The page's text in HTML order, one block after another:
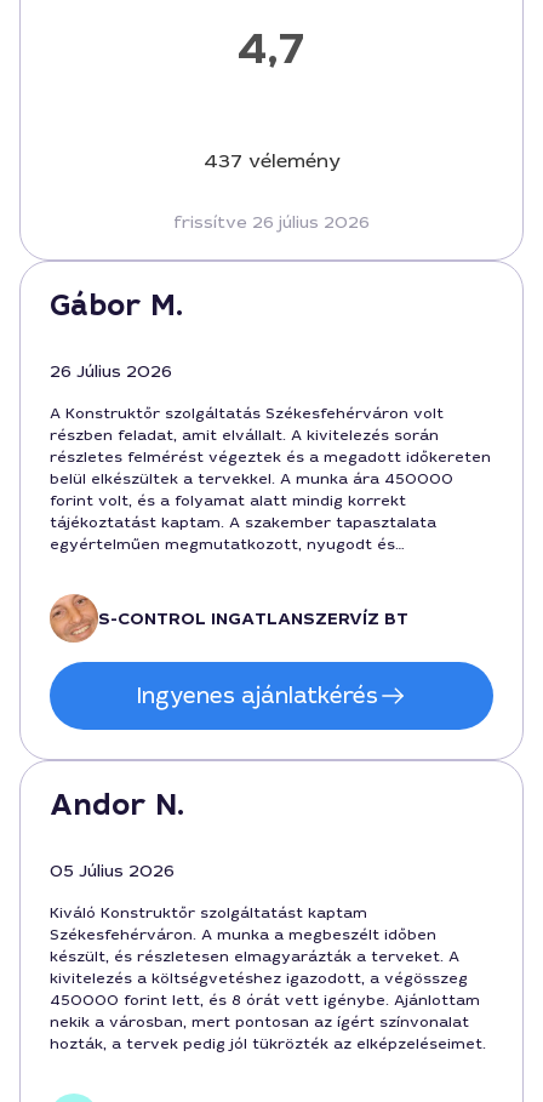
4,7
437 vélemény
frissítve 26 július 2026
Gábor M.
26 Július 2026
A Konstruktőr szolgáltatás Székesfehérváron volt
részben feladat, amit elvállalt. A kivitelezés során
részletes felmérést végeztek és a megadott időkereten
belül elkészültek a tervekkel. A munka ára 450000
forint volt, és a folyamat alatt mindig korrekt
tájékoztatást kaptam. A szakember tapasztalata
egyértelműen megmutatkozott, nyugodt és
S-CONTROL INGATLANSZERVÍZ BT
Ingyenes ajánlatkérés
Andor N.
05 Július 2026
Kiváló Konstruktőr szolgáltatást kaptam
Székesfehérváron. A munka a megbeszélt időben
készült, és részletesen elmagyarázták a terveket. A
kivitelezés a költségvetéshez igazodott, a végösszeg
450000 forint lett, és 8 órát vett igénybe. Ajánlottam
nekik a városban, mert pontosan az ígért színvonalat
hozták, a tervek pedig jól tükrözték az elképzeléseimet.